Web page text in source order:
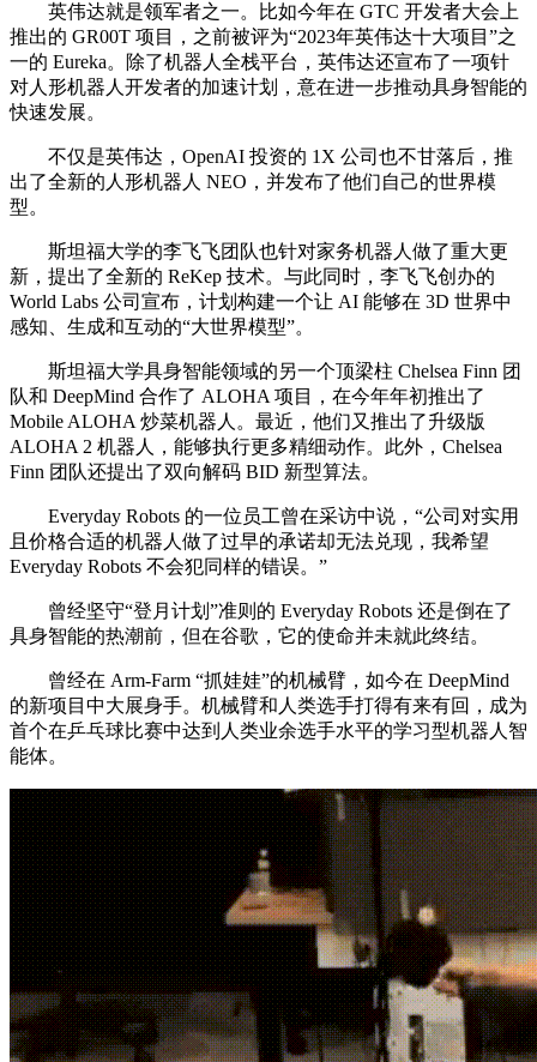
英伟达就是领军者之一。比如今年在 GTC 开发者大会上
推出的 GR00T 项目，之前被评为“2023年英伟达十大项目”之
一的 Eureka。除了机器人全栈平台，英伟达还宣布了一项针
对人形机器人开发者的加速计划，意在进一步推动具身智能的
快速发展。
不仅是英伟达，OpenAI 投资的 1X 公司也不甘落后，推
出了全新的人形机器人 NEO，并发布了他们自己的世界模
型。
斯坦福大学的李飞飞团队也针对家务机器人做了重大更
新，提出了全新的 ReKep 技术。与此同时，李飞飞创办的
World Labs 公司宣布，计划构建一个让 AI 能够在 3D 世界中
感知、生成和互动的“大世界模型”。
斯坦福大学具身智能领域的另一个顶梁柱 Chelsea Finn 团
队和 DeepMind 合作了 ALOHA 项目，在今年年初推出了
Mobile ALOHA 炒菜机器人。最近，他们又推出了升级版
ALOHA 2 机器人，能够执行更多精细动作。此外，Chelsea
Finn 团队还提出了双向解码 BID 新型算法。
Everyday Robots 的一位员工曾在采访中说，“公司对实用
且价格合适的机器人做了过早的承诺却无法兑现，我希望
Everyday Robots 不会犯同样的错误。”
曾经坚守“登月计划”准则的 Everyday Robots 还是倒在了
具身智能的热潮前，但在谷歌，它的使命并未就此终结。
曾经在 Arm-Farm “抓娃娃”的机械臂，如今在 DeepMind
的新项目中大展身手。机械臂和人类选手打得有来有回，成为
首个在乒乓球比赛中达到人类业余选手水平的学习型机器人智
能体。